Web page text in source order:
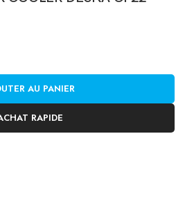
AU PANIER
RAPIDE